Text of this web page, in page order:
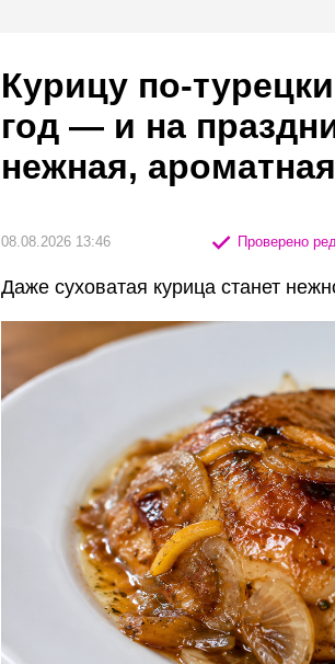
Курицу по-
год — и на
нежная,
08.08.2026 13:46 Проверено
Даже суховатая курица станет